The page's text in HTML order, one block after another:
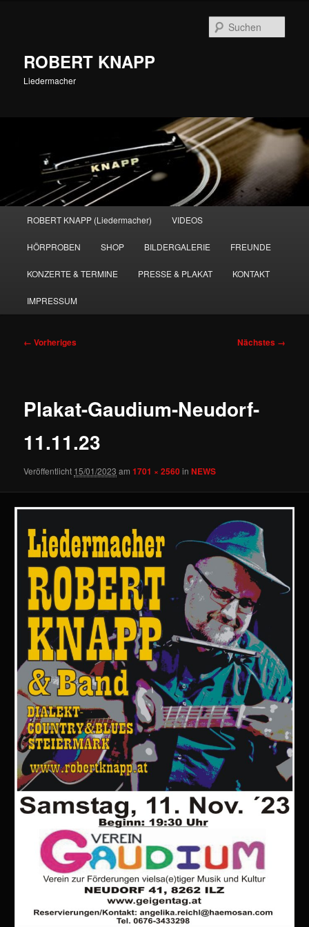
ROBERT KNAPP
Liedermacher
ROBERT KNAPP (Liedermacher) VIDEOS
HÖRPROBEN SHOP BILDERGALERIE FREUNDE
KONZERTE & TERMINE PRESSE & PLAKAT KONTAKT
IMPRESSUM
Bilder-
← Vorheriges Nächstes →
Plakat-Gaudium-Neudorf-
11.11.23
Veröffentlicht 15/01/2023 am1701 × 2560inNEWS